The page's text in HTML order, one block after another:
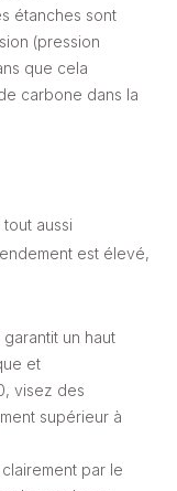
étanches sont
(pression
que cela
carbone dans la
aussi
est élevé,
un haut
et
visez des
supérieur à
par le